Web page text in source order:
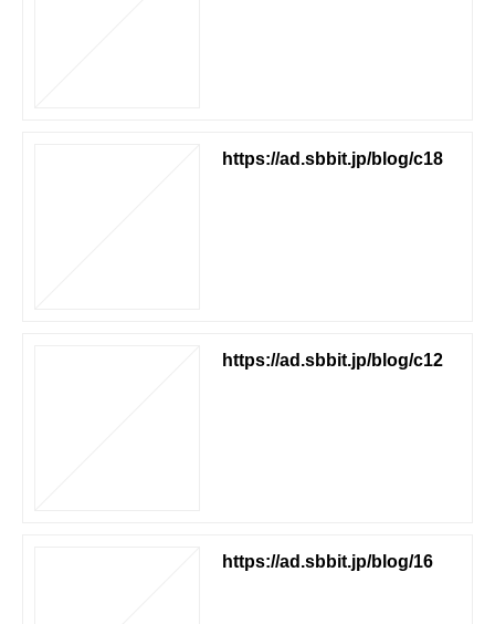
https://ad.sbbit.jp/blog/c18
https://ad.sbbit.jp/blog/c12
https://ad.sbbit.jp/blog/16